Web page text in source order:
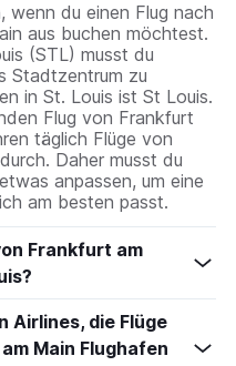
wenn du einen Flug nach
aus buchen möchtest.
(STL) musst du
Stadtzentrum zu
in St. Louis ist St Louis.
Flug von Frankfurt
täglich Flüge von
Daher musst du
anpassen, um eine
am besten passt.
Frankfurt am
Airlines, die Flüge
Main Flughafen